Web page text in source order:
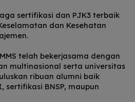
sertifikasi dan PJK3 terbaik
dan Kesehatan
telah bekerjasama dengan
multinasional serta universitas
ribuan alumni baik
sertifikasi BNSP, maupun